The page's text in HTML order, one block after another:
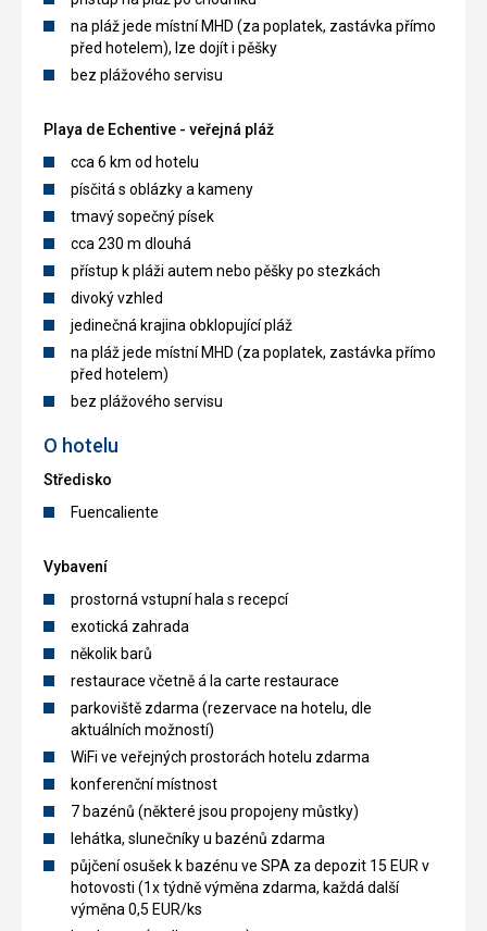
na pláž jede místní MHD (za poplatek, zastávka přímo
před hotelem), lze dojít i pěšky
bez plážového servisu
Playa de Echentive - veřejná pláž
cca 6 km od hotelu
písčitá s oblázky a kameny
tmavý sopečný písek
cca 230 m dlouhá
přístup k pláži autem nebo pěšky po stezkách
divoký vzhled
jedinečná krajina obklopující pláž
na pláž jede místní MHD (za poplatek, zastávka přímo
před hotelem)
bez plážového servisu
O hotelu
Středisko
Fuencaliente
Vybavení
prostorná vstupní hala s recepcí
exotická zahrada
několik barů
restaurace včetně á la carte restaurace
parkoviště zdarma (rezervace na hotelu, dle
aktuálních možností)
WiFi ve veřejných prostorách hotelu zdarma
konferenční místnost
7 bazénů (některé jsou propojeny můstky)
lehátka, slunečníky u bazénů zdarma
půjčení osušek k bazénu ve SPA za depozit 15 EUR v
hotovosti (1x týdně výměna zdarma, každá další
výměna 0,5 EUR/ks